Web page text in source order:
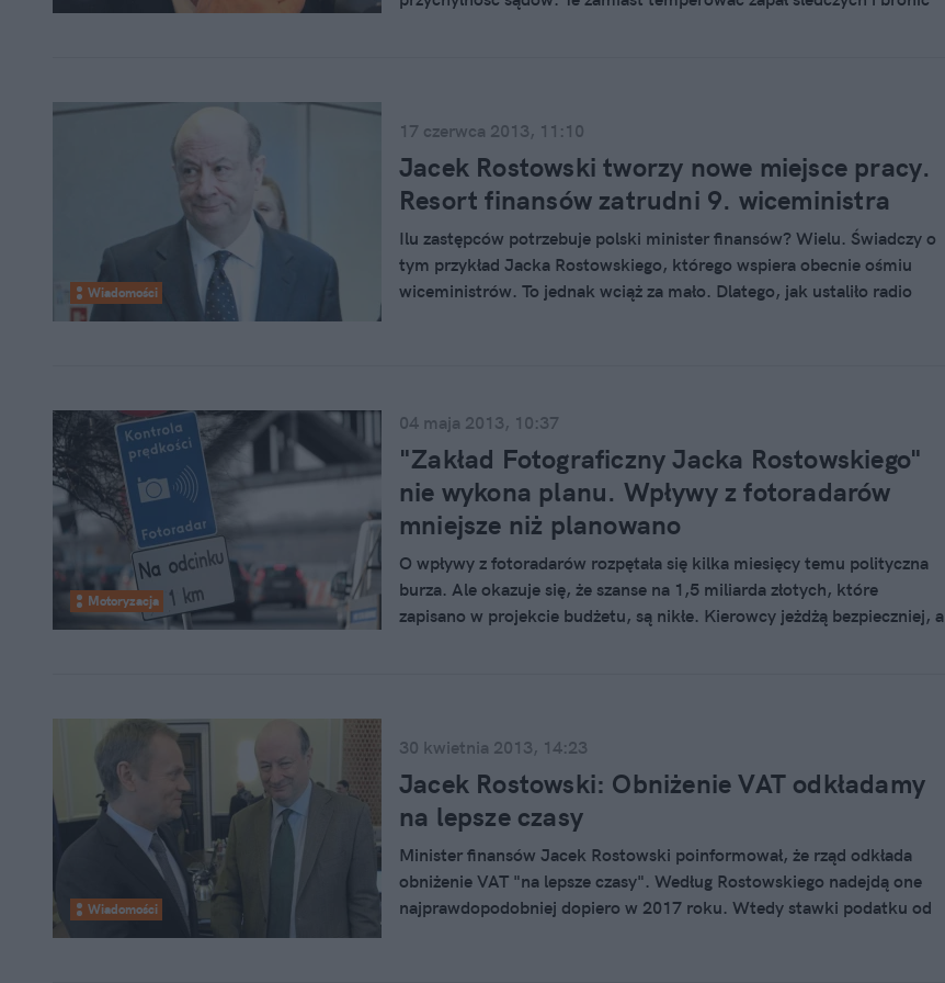
Wiadomości
17 czerwca 2013, 11:10
Jacek Rostowski tworzy nowe miejsce pracy.
Resort finansów zatrudni 9. wiceministra
Ilu zastępców potrzebuje polski minister finansów? Wielu. Świadczy o
tym przykład Jacka Rostowskiego, którego wspiera obecnie ośmiu
wiceministrów. To jednak wciąż za mało. Dlatego, jak ustaliło radio
Motoryzacja
04 maja 2013, 10:37
"Zakład Fotograficzny Jacka Rostowskiego"
nie wykona planu. Wpływy z fotoradarów
mniejsze niż planowano
O wpływy z fotoradarów rozpętała się kilka miesięcy temu polityczna
burza. Ale okazuje się, że szanse na 1,5 miliarda złotych, które
zapisano w projekcie budżetu, są nikłe. Kierowcy jeżdżą bezpieczniej, a
Wiadomości
30 kwietnia 2013, 14:23
Jacek Rostowski: Obniżenie VAT odkładamy
na lepsze czasy
Minister finansów Jacek Rostowski poinformował, że rząd odkłada
obniżenie VAT "na lepsze czasy". Według Rostowskiego nadejdą one
najprawdopodobniej dopiero w 2017 roku. Wtedy stawki podatku od